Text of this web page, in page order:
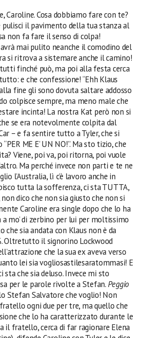
Caroline. Cosa dobbiamo fare con te?
pulisci il pavimento della tua stanza al
non fa fare il senso di colpa!
mai pulito neanche il comodino del
si ritrova a sistemare anche il camino!
finché può, ma poi alla festa cerca
e che confessione! “Ehh Klaus
fine gli sono dovuta saltare addosso
colpisce sempre, ma meno male che
incinta! La nostra Kat però non si
se era notevolmente colpita dal
– e fa sentire tutto a Tyler, che si
ME E’ UN NO!”. Ma sto tizio, che
Viene, poi va, poi ritorna, poi vuole
Ma perché invece non parti e te ne
l’Australia, lì c’è lavoro anche in
tutta la sofferenza, ci sta TUTTA,
dico che non sia giusto che non si
Caroline era single dopo che lo ha
a mo’ di zerbino per lui per moltissimo
sia andata con Klaus non è da
Oltretutto il signorino Lockwood
che la sua ex aveva verso
lei sia vogliosastilesaratommasi! E
sta che sia deluso. Invece mi sto
per le parole rivolte aStefan.Peggio
Stefan Salvatore che voglio! Non
ogni due per tre, ma quello che
che lo ha caratterizzato durante le
il fratello, cerca di far ragionare Elena